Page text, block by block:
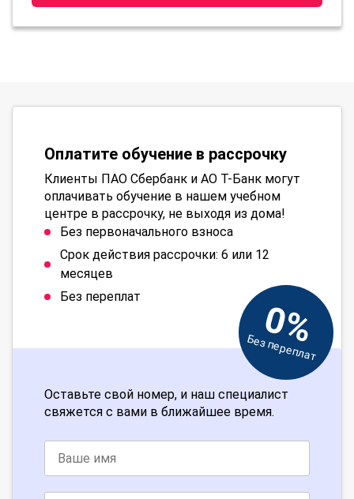
Оплатите обучение в рассрочку
Клиенты ПАО Сбербанк и АО Т-Банк могут
оплачивать обучение в нашем учебном
центре в рассрочку, не выходя из дома!
Без первоначального взноса
Срок действия рассрочки: 6 или 12
месяцев
Без переплат
0%
Без переплат
Оставьте свой номер, и наш специалист
свяжется с вами в ближайшее время.